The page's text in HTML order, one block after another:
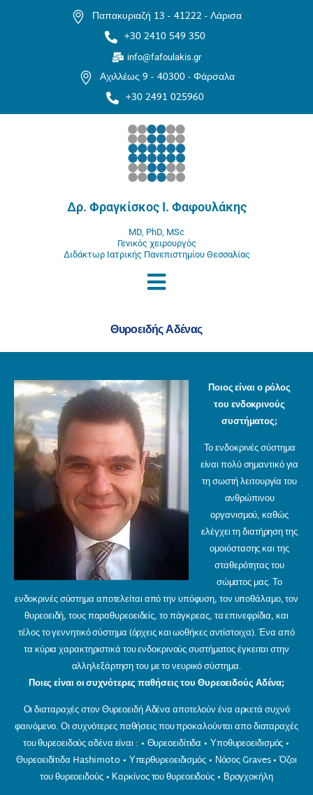
Παπακυριαζή 13 - 41222 - Λάρισα
+30 2410 549 350
info@fafoulakis.gr
Αχιλλέως 9 - 40300 - Φάρσαλα
+30 2491 025960
Δρ. Φραγκίσκος Ι. Φαφουλάκης
MD, PhD, MSc
Γενικός χειρουργός
Διδάκτωρ Ιατρικής Πανεπιστημίου Θεσσαλίας
Θυροειδής Αδένας
Ποιος είναι ο ρόλος
του ενδοκρινούς
συστήματος;
Το ενδοκρινές σύστημα
είναι πολύ σημαντικό για
τη σωστή λειτουργία του
ανθρώπινου
οργανισμού, καθώς
ελέγχει τη διατήρηση της
ομοιόστασης και της
σταθερότητας του
σώματος μας. Το
ενδοκρινές σύστημα αποτελείται από την υπόφυση, τον υποθάλαμο, τον
θυρεοειδή, τους παραθυρεοειδείς, το πάγκρεας, τα επινεφρίδια, και
τέλος το γεννητικό σύστημα (όρχεις και ωοθήκες αντίστοιχα). Ένα από
τα κύρια χαρακτηριστικά του ενδοκρινούς συστήματος έγκειται στην
αλληλεξάρτηση του με το νευρικό σύστημα.
Ποιες είναι οι συχνότερες παθήσεις του Θυρεοειδούς Αδένα;
Οι διαταραχές στον Θυρεοειδή Αδένα αποτελούν ένα αρκετά συχνό
φαινόμενο. Οι συχνότερες παθήσεις που προκαλούνται απο διαταραχές
του θυρεοειδούς αδένα είναι : • Θυρεοειδίτιδα • Υποθυρεοειδισμός •
Θυρεοειδίτιδα Hashimoto • Υπερθυρεοειδισμός • Νόσος Graves • Όζοι
του θυρεοειδούς • Καρκίνος του θυρεοειδούς • Βρογχοκήλη